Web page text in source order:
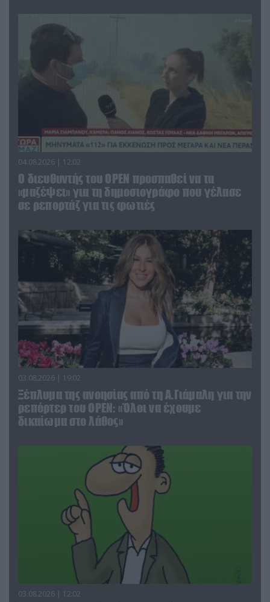
04.08.2026 | 12:02
O διευθυντής του OPEN προσπαθεί να τα
«μαζέψει» για τη δημοσιογράφο που γέλασε
σε ρεπορτάζ για τις φωτιές
03.08.2026 | 19:02
Ξέπλυμα της ανοησίας από τη Α.Γιάμαλη για την
ρεπόρτερ του ΟΡΕΝ: «Όλοι να έχουμε
δικαίωμα στο λάθος»
03.08.2026 | 12:02